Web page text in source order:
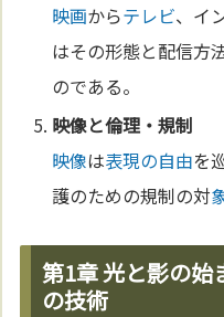
映画からテレビ、イ
はその形態と配信方
のである。
映像と倫理 ・規制
映像は表現の自由を
護のための規制の対
第1章 光と影の始
の技術